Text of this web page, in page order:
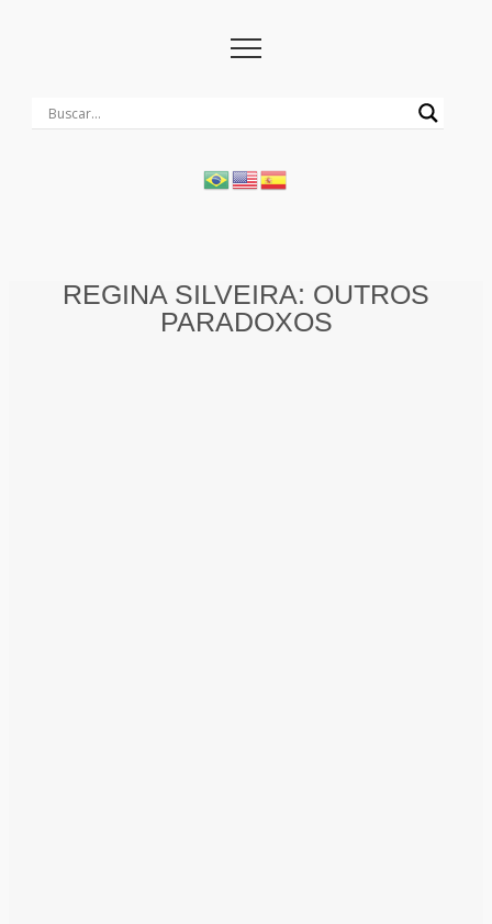
REGINA SILVEIRA: OUTROS
PARADOXOS